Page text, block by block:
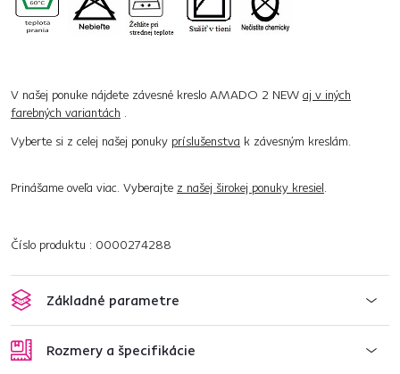
V našej ponuke nájdete závesné kreslo AMADO 2 NEW aj v iných
farebných variantách .
Vyberte si z celej našej ponuky príslušenstva k závesným kreslám.
Prinášame oveľa viac. Vyberajte z našej širokej ponuky kresiel.
Číslo produktu : 0000274288
Základné parametre
Rozmery a špecifikácie